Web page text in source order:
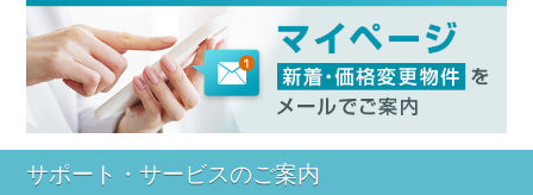
サポート・サービスのご案内